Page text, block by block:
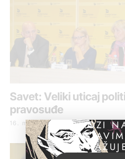
Savet: Veliki uticaj
pravosuđe
16. maj 2016.
POMOZI